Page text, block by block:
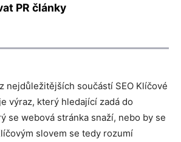
PR články
nejdůležitějších součástí SEO Klíčové
výraz, který hledající zadá do
se webová stránka snaží, nebo by se
slovem se tedy rozumí